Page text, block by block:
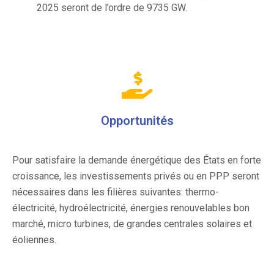
2025 seront de l’ordre de 9735 GW.
Opportunités
Pour satisfaire la demande énergétique des États en forte
croissance, les investissements privés ou en PPP seront
nécessaires dans les filières suivantes: thermo-
électricité, hydroélectricité, énergies renouvelables bon
marché, micro turbines, de grandes centrales solaires et
éoliennes.